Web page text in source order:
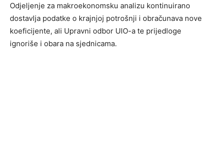
Odjeljenje za makroekonomsku analizu kontinuirano
dostavlja podatke o krajnjoj potrošnji i obračunava nove
koeficijente, ali Upravni odbor UIO-a te prijedloge
ignoriše i obara na sjednicama.